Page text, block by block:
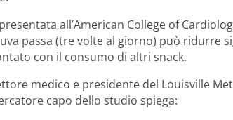
presentata all’American College of
passa (tre volte al giorno) può ridurre
con il consumo di altri snack.
medico e presidente del Louisville
capo dello studio spiega: